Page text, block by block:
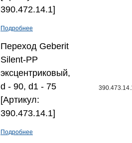
390.472.14.1]
Подробнее
Переход Geberit
Silent-PP
эксцентриковый,
d - 90, d1 - 75
[Артикул:
390.473.14.1]
Подробнее